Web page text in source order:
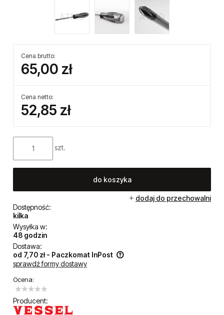
Cena brutto:
65,00 zł
Cena netto:
52,85 zł
szt.
do koszyka
dodaj do przechowalni
Dostępność:
kilka
Wysyłka w:
48 godzin
Dostawa:
od 7,70 zł - Paczkomat InPost
Cena nie zawiera ewentualnych kosztów płatności
sprawdź formy dostawy
Ocena:
Producent: